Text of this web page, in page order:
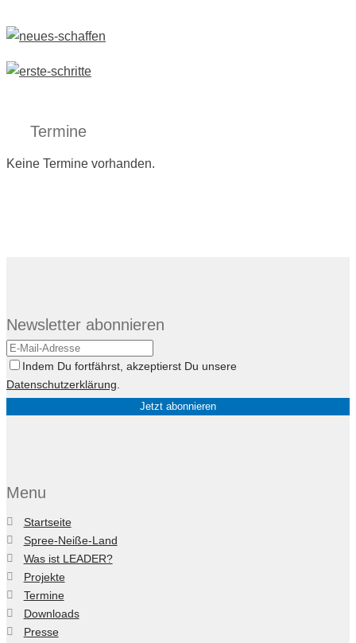
Termine
Keine Termine vorhanden.
Newsletter abonnieren
Indem Du fortfährst, akzeptierst Du unsere
Datenschutzerklärung
Menu
Startseite
Spree-Neiße-Land
Was ist LEADER?
Projekte
Termine
Downloads
Presse